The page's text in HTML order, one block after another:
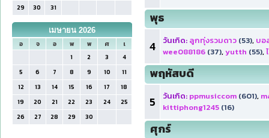
29
30 31
เมษายน 2026
อ
จ อ พ พ ศ
เ
1
2 3
4
5
6 7 8 9 10
11
12
13 14 15 16 17
18
19
20 21 22 23 24
25
26
27 28 29 30
พุธ
4
วันเกิด: ลูกทุ่งรวมดาว (53), บอ
wee088186 (37),yutth (55),
พฤหัสบดี
5
วันเกิด: ppmusiccom (601),
kittiphong1245 (16)
ศุกร์